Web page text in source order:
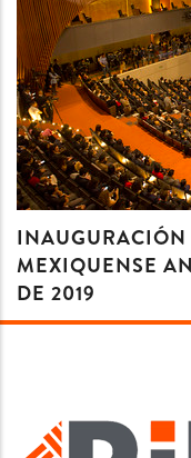
INAUGURACIÓN
MEXIQUENSE
DE 2019